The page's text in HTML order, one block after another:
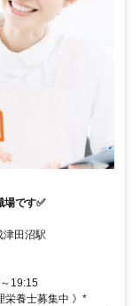
場です✅️
津田沼駅
19:15
栄養士募集中 》*